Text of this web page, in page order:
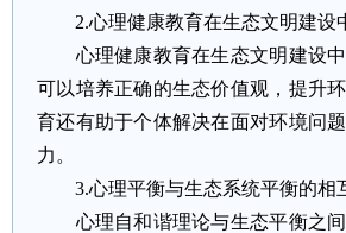
2.心理健康教育在生态文明建设
心理健康教育在生态文明建设中
可以培养正确的生态价值观，提升
育还有助于个体解决在面对环境问
力。
3.心理平衡与生态系统平衡的相
心理自和谐理论与生态平衡之间